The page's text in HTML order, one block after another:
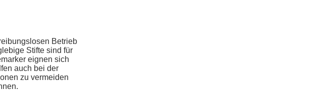
Betrieb
Stifte sind für
eignen sich
auch bei der
zu vermeiden